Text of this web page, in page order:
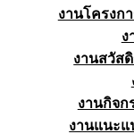
งานโครงก
ง
งานสวัส
งานกิจก
งานแนะ